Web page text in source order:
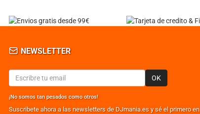
NEWSLETTER
OK
¡No somos tan pesados como otros!
Suscribete ahora a las newsletters de DJmania.es y sé el primero en